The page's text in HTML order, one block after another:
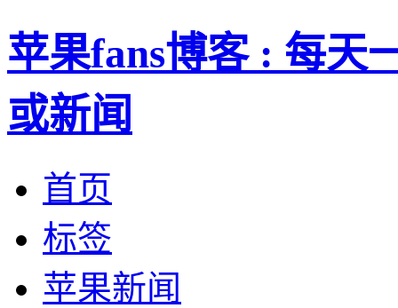
苹果fans博客 : 每天
或新闻
首页
标签
苹果新闻